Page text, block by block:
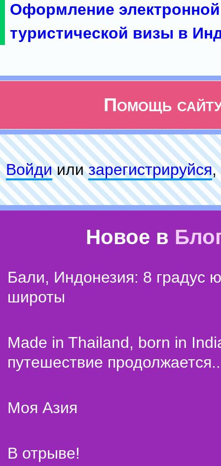
Оформление электронной
туристической визы в
Помощь
Войдиилизарeгиcтpируйся,
Новое в
Бали, Индонезия: 8 градус
широты
Made in Thailand, born in
путешествие
Моя Азия
В отрыве!